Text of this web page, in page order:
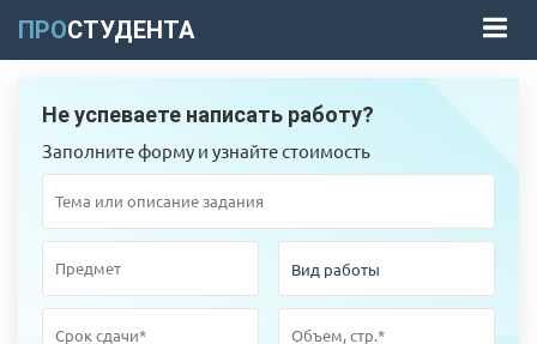
ПРОСТУДЕНТА
Не успеваете написать работу?
Заполните форму и узнайте стоимость